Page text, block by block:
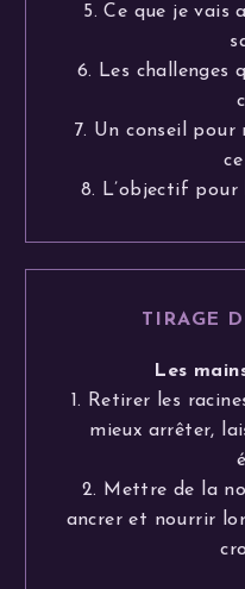
5. Ce que je vais
6. Les challenges
7. Un conseil pour
8. L’objectif
TIRAGE
Les
1. Retirer les
mieux arrêter,
2. Mettre de la
ancrer et nourrir